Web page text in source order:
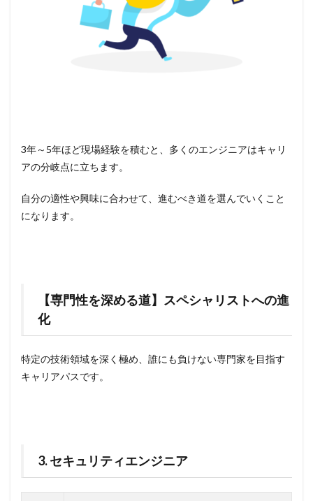
3年～5年ほど現場経験を積むと、多くのエンジニアはキャリ
アの分岐点に立ちます。
自分の適性や興味に合わせて、進むべき道を選んでいくこと
になります。
【専門性を深める道】スペシャリストへの進
化
特定の技術領域を深く極め、誰にも負けない専門家を目指す
キャリアパスです。
3. セキュリティエンジニア